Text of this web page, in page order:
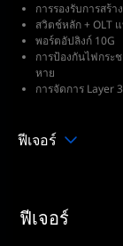
การรองรับการสร้
สวิตช์หลัก + OLT
พอร์ตอัปลิงก์ 10G
การป้องกันไฟกระ
หาย
การจัดการ Layer
ฟีเจอร์
ฟีเจอร์